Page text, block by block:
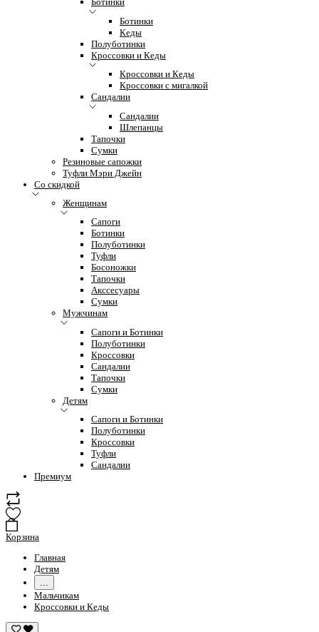
Ботинки
Кеды
Полуботинки
Кроссовки и Кеды
Кроссовки и Кеды
Кроссовки с мигалкой
Сандалии
Сандалии
Шлепанцы
Тапочки
Сумки
Резиновые сапожки
Туфли Мэри Джейн
Со скидкой
Женщинам
Сапоги
Ботинки
Полуботинки
Туфли
Босоножки
Тапочки
Акссесуары
Сумки
Мужчинам
Сапоги и Ботинки
Полуботинки
Кроссовки
Сандалии
Тапочки
Сумки
Детям
Сапоги и Ботинки
Полуботинки
Кроссовки
Туфли
Сандалии
Премиум
Корзина
Главная
Детям
...
Мальчикам
Кроссовки и Кеды